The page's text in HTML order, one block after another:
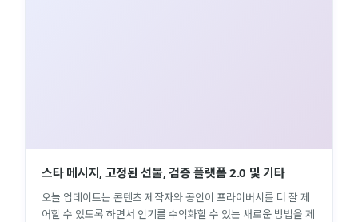
스타 메시지, 고정된 선물, 검증 플랫폼 2.0 및 기타
오늘 업데이트는 콘텐츠 제작자와 공인이 프라이버시를 더 잘 제
어할 수 있도록 하면서 인기를 수익화할 수 있는 새로운 방법을 제